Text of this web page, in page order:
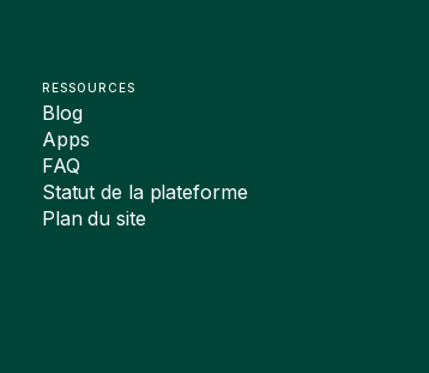
RESSOURCES
Blog
Apps
FAQ
Statut de la plateforme
Plan du site